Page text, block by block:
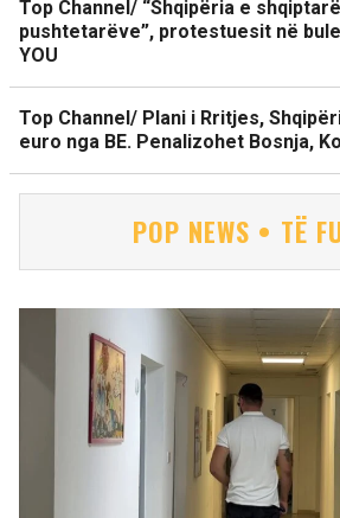
Top Channel/ “Shqipëria e
pushtetarëve”, protestuesit në
YOU
Top Channel/ Plani i Rritjes,
euro nga BE. Penalizohet Bosnja,
POP NEWS • TË